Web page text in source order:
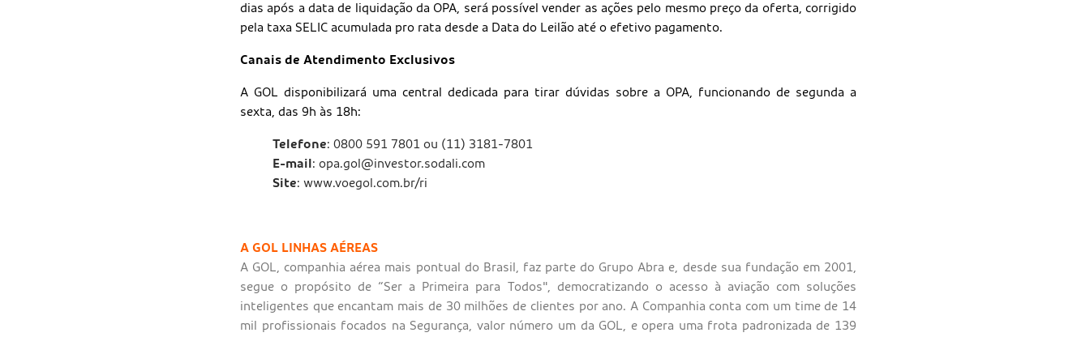
dias após a data de liquidação da OPA, será possível vender as ações pelo mesmo preço da oferta, corrigido
pela taxa SELIC acumulada pro rata desde a Data do Leilão até o efetivo pagamento.
Canais de Atendimento Exclusivos
A GOL disponibilizará uma central dedicada para tirar dúvidas sobre a OPA, funcionando de segunda a
sexta, das 9h às 18h:
Telefone: 0800 591 7801 ou (11) 3181-7801
E-mail : opa.gol@investor.sodali.com
Site: www.voegol.com.br/ri
A GOL LINHAS AÉREAS
A GOL, companhia aérea mais pontual do Brasil, faz parte do Grupo Abra e, desde sua fundação em 2001,
segue o propósito de “Ser a Primeira para Todos", democratizando o acesso à aviação com soluções
inteligentes que encantam mais de 30 milhões de clientes por ano. A Companhia conta com um time de 14
mil profissionais focados na Segurança, valor número um da GOL, e opera uma frota padronizada de 139